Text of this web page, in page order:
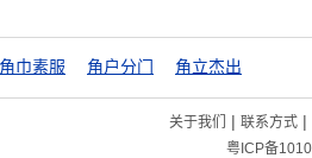
角巾素服 角户分门 角立杰出
关于我们 | 联系方式|
粤ICP备